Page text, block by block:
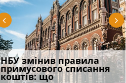
НБУ змінив правила
примусового списання
коштів: що
Водії можуть отримати
компенсацію за
незаконні дії